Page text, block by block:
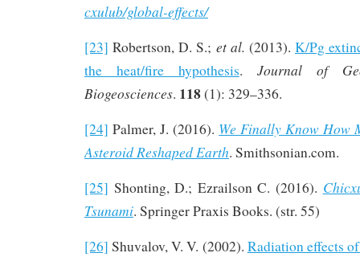
cxulub/global-effects/
[23] Robertson, D. S.; et al. (2013).K/Pg
the heat/fire hypothesis. Journal of
Biogeosciences. 118(1): 329–336.
[24] Palmer, J. (2016). We Finally Know How
Asteroid Reshaped Earth. Smithsonian.com.
[25] Shonting, D.; Ezrailson C. (2016).
Tsunami. Springer Praxis Books. (str. 55)
[26] Shuvalov, V. V. (2002). Radiation effects